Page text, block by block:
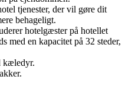
tjenester, der vil gøre dit
behageligt.
hotelgæster på hotellet
med en kapacitet på 32 steder,
kæledyr.